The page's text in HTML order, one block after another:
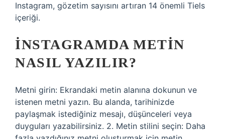
Instagram, gözetim sayısını artıran 14 önemli Tiels
içeriği.
İNSTAGRAMDA METIN
NASIL YAZILIR?
Metni girin: Ekrandaki metin alanına dokunun ve
istenen metni yazın. Bu alanda, tarihinizde
paylaşmak istediğiniz mesajı, düşünceleri veya
duyguları yazabilirsiniz. 2. Metin stilini seçin: Daha